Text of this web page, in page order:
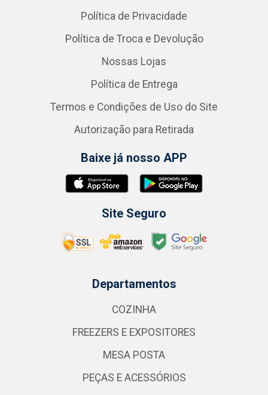
Política de Privacidade
Política de Troca e Devolução
Nossas Lojas
Política de Entrega
Termos e Condições de Uso do Site
Autorização para Retirada
Baixe já nosso APP
Site Seguro
Departamentos
COZINHA
FREEZERS E EXPOSITORES
MESA POSTA
PEÇAS E ACESSÓRIOS